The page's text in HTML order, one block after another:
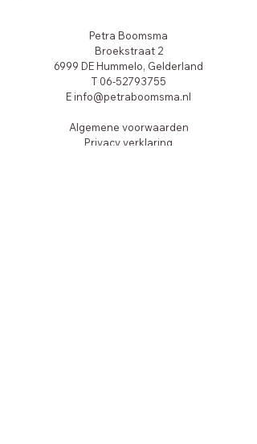
Petra Boomsma
Broekstraat 2
6999 DE Hummelo, Gelderland
T 06-52793755
E info@petraboomsma.nl
Algemene voorwaarden
Privacy verklaring